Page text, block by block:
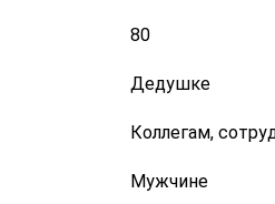
80
Дедушке
Коллегам,
Мужчине